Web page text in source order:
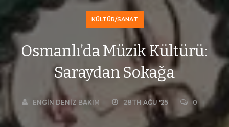
KÜLTÜR/SANAT
Osmanlı’da Müzik Kültürü:
Saraydan Sokağa
ENGIN DENIZ BAKIM 28TH AĞU '25 0